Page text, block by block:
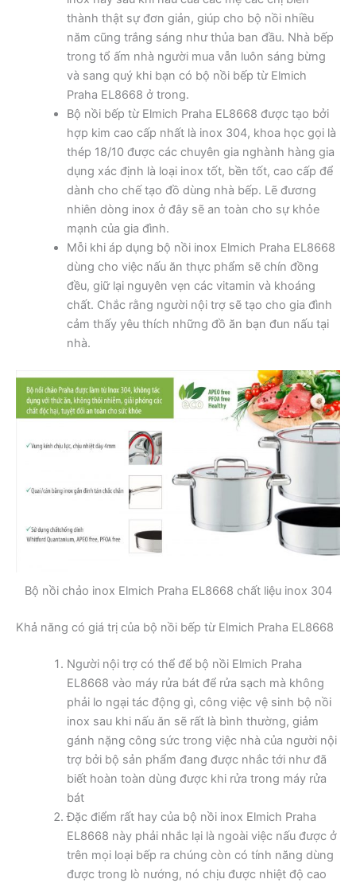
thành thật sự đơn giản, giúp cho bộ nồi nhiều
năm cũng trắng sáng như thủa ban đầu. Nhà bếp
trong tổ ấm nhà người mua vẫn luôn sáng bừng
và sang quý khi bạn có bộ nồi bếp từ Elmich
Praha EL8668 ở trong.
Bộ nồi bếp từ Elmich Praha EL8668 được tạo bởi
hợp kim cao cấp nhất là inox 304, khoa học gọi là
thép 18/10 được các chuyên gia nghành hàng gia
dụng xác định là loại inox tốt, bền tốt, cao cấp để
dành cho chế tạo đồ dùng nhà bếp. Lẽ đương
nhiên dòng inox ở đây sẽ an toàn cho sự khỏe
mạnh của gia đình.
Mỗi khi áp dụng bộ nồi inox Elmich Praha EL8668
dùng cho việc nấu ăn thực phẩm sẽ chín đồng
đều, giữ lại nguyên vẹn các vitamin và khoáng
chất. Chắc rằng người nội trợ sẽ tạo cho gia đình
cảm thấy yêu thích những đồ ăn bạn đun nấu tại
nhà.
Bộ nồi chảo inox Elmich Praha EL8668 chất liệu inox 304
Khả năng có giá trị của bộ nồi bếp từ Elmich Praha EL8668
Người nội trợ có thể để bộ nồi Elmich Praha
EL8668 vào máy rửa bát để rửa sạch mà không
phải lo ngại tác động gì, công việc vệ sinh bộ nồi
inox sau khi nấu ăn sẽ rất là bình thường, giảm
gánh nặng công sức trong việc nhà của người nội
trợ bởi bộ sản phẩm đang được nhắc tới như đã
biết hoàn toàn dùng được khi rửa trong máy rửa
bát
Đặc điểm rất hay của bộ nồi inox Elmich Praha
EL8668 này phải nhắc lại là ngoài việc nấu được ở
trên mọi loại bếp ra chúng còn có tính năng dùng
được trong lò nướng, nó chịu được nhiệt độ cao